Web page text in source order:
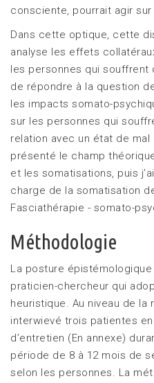
consciente, pourrait agir
Dans cette optique, cette
analyse les effets
les personnes qui
de répondre à la question
les impacts somato-
sur les personnes qui
relation avec un état de mal
présenté le champ
et les somatisations, puis
charge de la somatisation
Fasciathérapie - somato-
Méthodologie
La posture
praticien-chercheur qui
heuristique. Au niveau de la
interwievé trois patientes en
d’entretien (En annexe)
période de 8 à 12 mois de
selon les personnes. La